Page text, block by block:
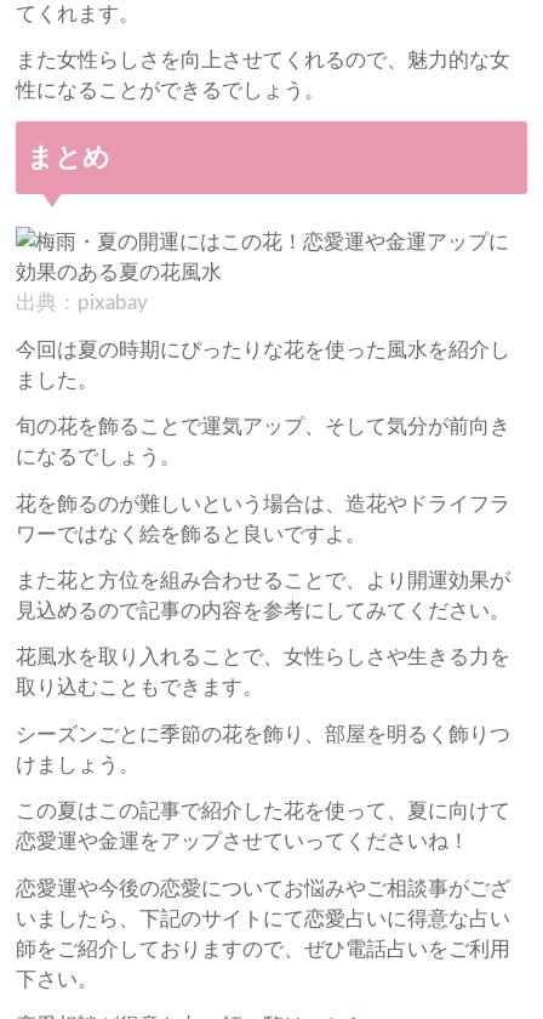
てくれます。
また女性らしさを向上させてくれるので、魅力的な女
性になることができるでしょう。
まとめ
出典：pixabay
今回は夏の時期にぴったりな花を使った風水を紹介し
ました。
旬の花を飾ることで運気アップ、そして気分が前向き
になるでしょう。
花を飾るのが難しいという場合は、造花やドライフラ
ワーではなく絵を飾ると良いですよ。
また花と方位を組み合わせることで、より開運効果が
見込めるので記事の内容を参考にしてみてください。
花風水を取り入れることで、女性らしさや生きる力を
取り込むこともできます。
シーズンごとに季節の花を飾り、部屋を明るく飾りつ
けましょう。
この夏はこの記事で紹介した花を使って、夏に向けて
恋愛運や金運をアップさせていってくださいね！
恋愛運や今後の恋愛についてお悩みやご相談事がござ
いましたら、下記のサイトにて恋愛占いに得意な占い
師をご紹介しておりますので、ぜひ電話占いをご利用
下さい。